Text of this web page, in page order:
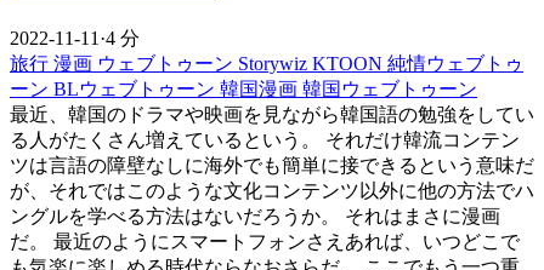
2022-11-11 ·4 分
旅行 漫画 ウェブトゥーン Storywiz KTOON 純情ウェブトゥ
ーン BLウェブトゥーン 韓国漫画 韓国ウェブトゥーン
最近、韓国のドラマや映画を見ながら韓国語の勉強をしてい
る人がたくさん増えているという。 それだけ韓流コンテン
ツは言語の障壁なしに海外でも簡単に接できるという意味だ
が、それではこのような文化コンテンツ以外に他の方法でハ
ングルを学べる方法はないだろうか。 それはまさに漫画
だ。 最近のようにスマートフォンさえあれば、いつどこで